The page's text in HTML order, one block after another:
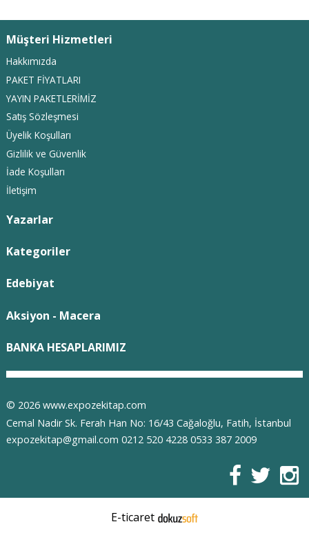
Müşteri Hizmetleri
Hakkımızda
PAKET FİYATLARI
YAYIN PAKETLERİMİZ
Satış Sözleşmesi
Üyelik Koşulları
Gizlilik ve Güvenlik
İade Koşulları
İletişim
Yazarlar
Kategoriler
Edebiyat
Aksiyon - Macera
BANKA HESAPLARIMIZ
© 2026 www.expozekitap.com
Cemal Nadir Sk. Ferah Han No: 16/43 Cağaloğlu, Fatih, İstanbul
expozekitap@gmail.com 0212 520 4228 0533 387 2009
E-ticaret